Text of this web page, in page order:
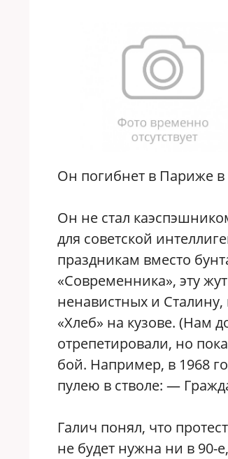
Он погибнет в Париже в
Он не стал
для советской
праздникам вместо
«Современника», эту
ненавистных и
«Хлеб» на кузове. (Нам
отрепетировали, но
бой. Например, в 1968
пулею в стволе: —
Галич понял, что
не будет нужна ни в 90-